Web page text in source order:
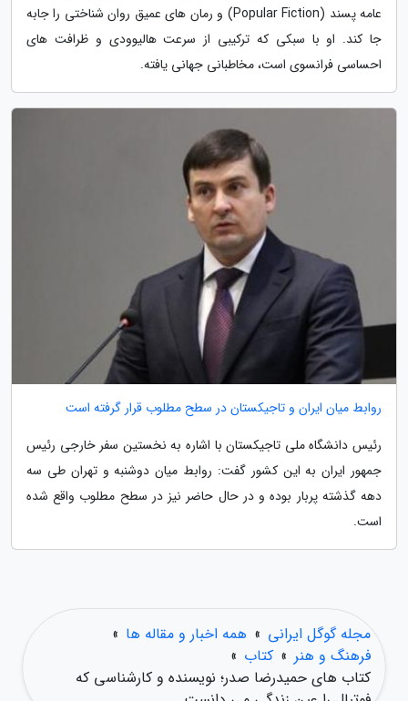
عامه پسند (Popular Fiction) و رمان های عمیق روان شناختی را جابه
جا کند. او با سبکی که ترکیبی از سرعت هالیوودی و ظرافت های
احساسی فرانسوی است، مخاطبانی جهانی یافته.
روابط میان ایران و تاجیکستان در سطح مطلوب قرار گرفته است
رئیس دانشگاه ملی تاجیکستان با اشاره به نخستین سفر خارجی رئیس
جمهور ایران به این کشور گفت: روابط میان دوشنبه و تهران طی سه
دهه گذشته پربار بوده و در حال حاضر نیز در سطح مطلوب واقع شده
است.
مجله گوگل ایرانی » همه اخبار و مقاله ها »
فرهنگ و هنر » کتاب »
کتاب های حمیدرضا صدر؛ نویسنده و کارشناسی که